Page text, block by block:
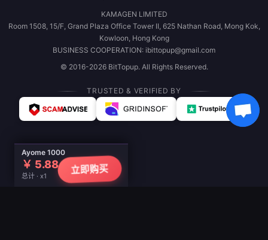
Ayome 1000
￥ 5.88
总计 · x1
立即购买
KAMAGEN LIMITED
Room 1508, 15/F, Grand Plaza Office Tower II, 625 Nathan Road, Mong Kok,
Kowloon, Hong Kong
BUSINESS COOPERATION: ibittopup@gmail.com
© 2016-2026 BitTopup. All Rights Reserved.
TRUSTED & VERIFIED BY